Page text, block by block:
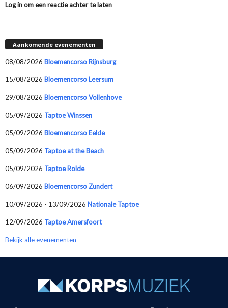
Log in om een reactie achter te laten
Aankomende evenementen
08/08/2026 Bloemencorso Rijnsburg
15/08/2026 Bloemencorso Leersum
29/08/2026 Bloemencorso Vollenhove
05/09/2026 Taptoe Winssen
05/09/2026 Bloemencorso Eelde
05/09/2026 Taptoe at the Beach
05/09/2026 Taptoe Rolde
06/09/2026 Bloemencorso Zundert
10/09/2026 - 13/09/2026 Nationale Taptoe
12/09/2026 Taptoe Amersfoort
Bekijk alle evenementen